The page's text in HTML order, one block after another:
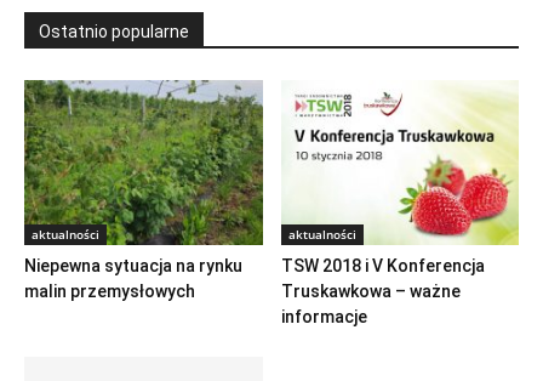
Ostatnio popularne
aktualności
Niepewna sytuacja na rynku
malin przemysłowych
aktualności
TSW 2018 i V Konferencja
Truskawkowa – ważne
informacje